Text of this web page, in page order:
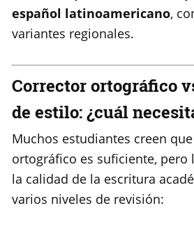
español latinoamericano,
variantes regionales.
Corrector ortográfico
de estilo: ¿cuál
Muchos estudiantes creen
ortográfico es suficiente, pero
la calidad de la escritura
varios niveles de revisión: